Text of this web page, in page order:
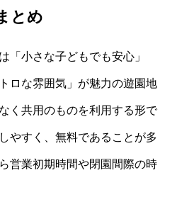
とめ
「小さな子どもでも安心」
ロな雰囲気」が魅力の遊園地
く共用のものを利用する形で
やすく、無料であることが多
営業初期時間や閉園間際の時